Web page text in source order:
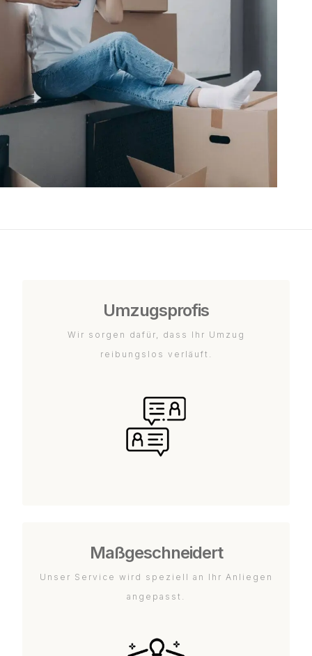
Umzugsprofis
Wir sorgen dafür, dass Ihr Umzug
reibungslos verläuft.
Maßgeschneidert
Unser Service wird speziell an Ihr Anliegen
angepasst.